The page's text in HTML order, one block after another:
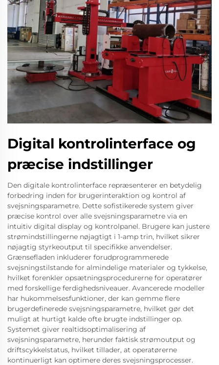
Digital kontrolinterface og
præcise indstillinger
Den digitale kontrolinterface repræsenterer en betydelig
forbedring inden for brugerinteraktion og kontrol af
svejsningsparametre. Dette sofistikerede system giver
præcise kontrol over alle svejsningsparametre via en
intuitiv digital display og kontrolpanel. Brugere kan justere
strømindstillingerne nøjagtigt i 1-amp trin, hvilket sikrer
nøjagtig styrkeoutput til specifikke anvendelser.
Grænsefladen inkluderer forudprogrammerede
svejsningstilstande for almindelige materialer og tykkelse,
hvilket forenkler opsætningsprocedurerne for operatører
med forskellige ferdighedsniveauer. Avancerede modeller
har hukommelsesfunktioner, der kan gemme flere
brugerdefinerede svejsningsparametre, hvilket gør det
muligt at hurtigt kalde ofte brugte indstillinger op.
Systemet giver realtidsoptimalisering af
svejsningsparametre, herunder faktisk strømoutput og
driftscykkelstatus, hvilket tillader, at operatørerne
kontinuerligt kan optimere deres svejsningsprocesser.